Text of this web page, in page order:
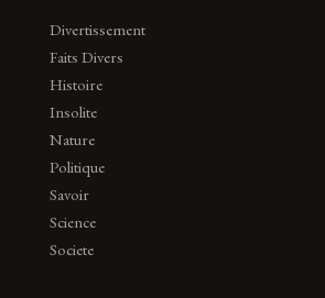
Divertissement
Faits Divers
Histoire
Insolite
Nature
Politique
Savoir
Science
Societe